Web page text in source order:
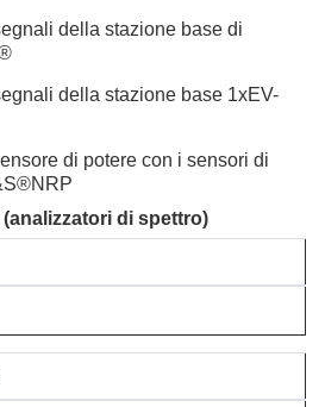
della stazione base di
della stazione base 1xEV-
di potere con i sensori di
(analizzatori di spettro)